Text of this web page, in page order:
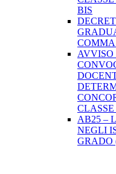
BIS
COMMA
AVVISO
AB25 –
NEGLI
GRADO